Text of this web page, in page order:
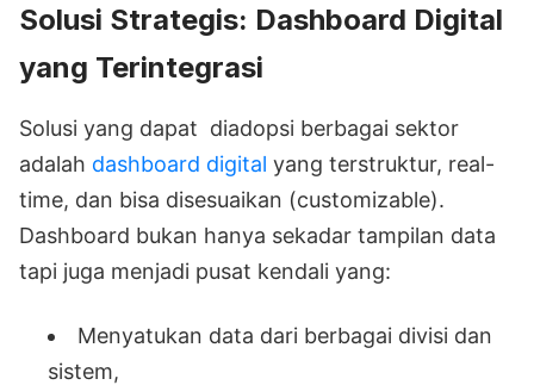
Solusi Strategis: Dashboard Digital
yang Terintegrasi
Solusi yang dapat diadopsi berbagai sektor
adalah dashboard digital yang terstruktur, real-
time, dan bisa disesuaikan (customizable).
Dashboard bukan hanya sekadar tampilan data
tapi juga menjadi pusat kendali yang:
Menyatukan data dari berbagai divisi dan
sistem,